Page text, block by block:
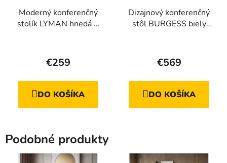
Moderný konferenčný
stolík LYMAN hnedá +
€259
DO KOŠÍKA
Dizajnový konferenčný
stôl BURGESS biely
€569
DO KOŠÍKA
Podobné produkty